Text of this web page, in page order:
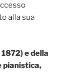
alla sua
e della
pianistica,